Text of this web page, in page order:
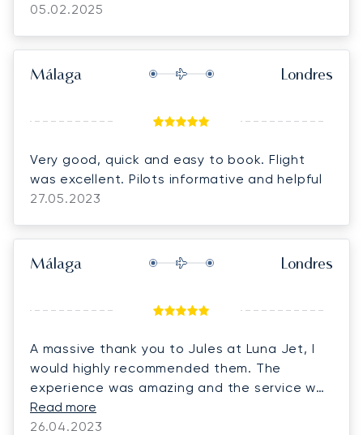
05.02.2025
Málaga Londres
Very good, quick and easy to book. Flight
was excellent. Pilots informative and helpful
27.05.2023
Málaga Londres
A massive thank you to Jules at Luna Jet, I
would highly recommended them. The
experience was amazing and the service was
beyond first class from start to finish. I will be
using Luna again in the near future.
Read more
26.04.2023